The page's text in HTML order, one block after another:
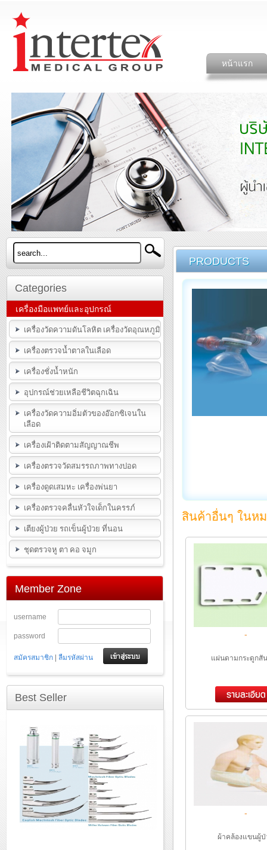
หน้าแรก
Categories
เครื่องมือแพทย์และอุปกรณ์
เครื่องวัดความดันโลหิต เครื่องวัดอุณหภูมิ
เครื่องตรวจน้ำตาลในเลือด
เครื่องชั่งน้ำหนัก
อุปกรณ์ช่วยเหลือชีวิตฉุกเฉิน
เครื่องวัดความอิ่มตัวของอ๊อกซิเจนใน
เลือด
เครื่องเฝ้าติดตามสัญญาณชีพ
เครื่องตรวจวัดสมรรถภาพทางปอด
เครื่องดูดเสมหะ เครื่องพ่นยา
เครื่องตรวจคลื่นหัวใจเด็กในครรภ์
เตียงผู้ป่วย รถเข็นผู้ป่วย ที่นอน
ชุดตรวจหู ตา คอ จมูก
Member Zone
username
password
สมัครสมาชิก | ลืมรหัสผ่าน
Best Seller
PRODUCTS
สินค้าอื่นๆ ในห
-
แผ่นดามกระดูกสั
-
ผ้าคล้องแขนผู้ป่